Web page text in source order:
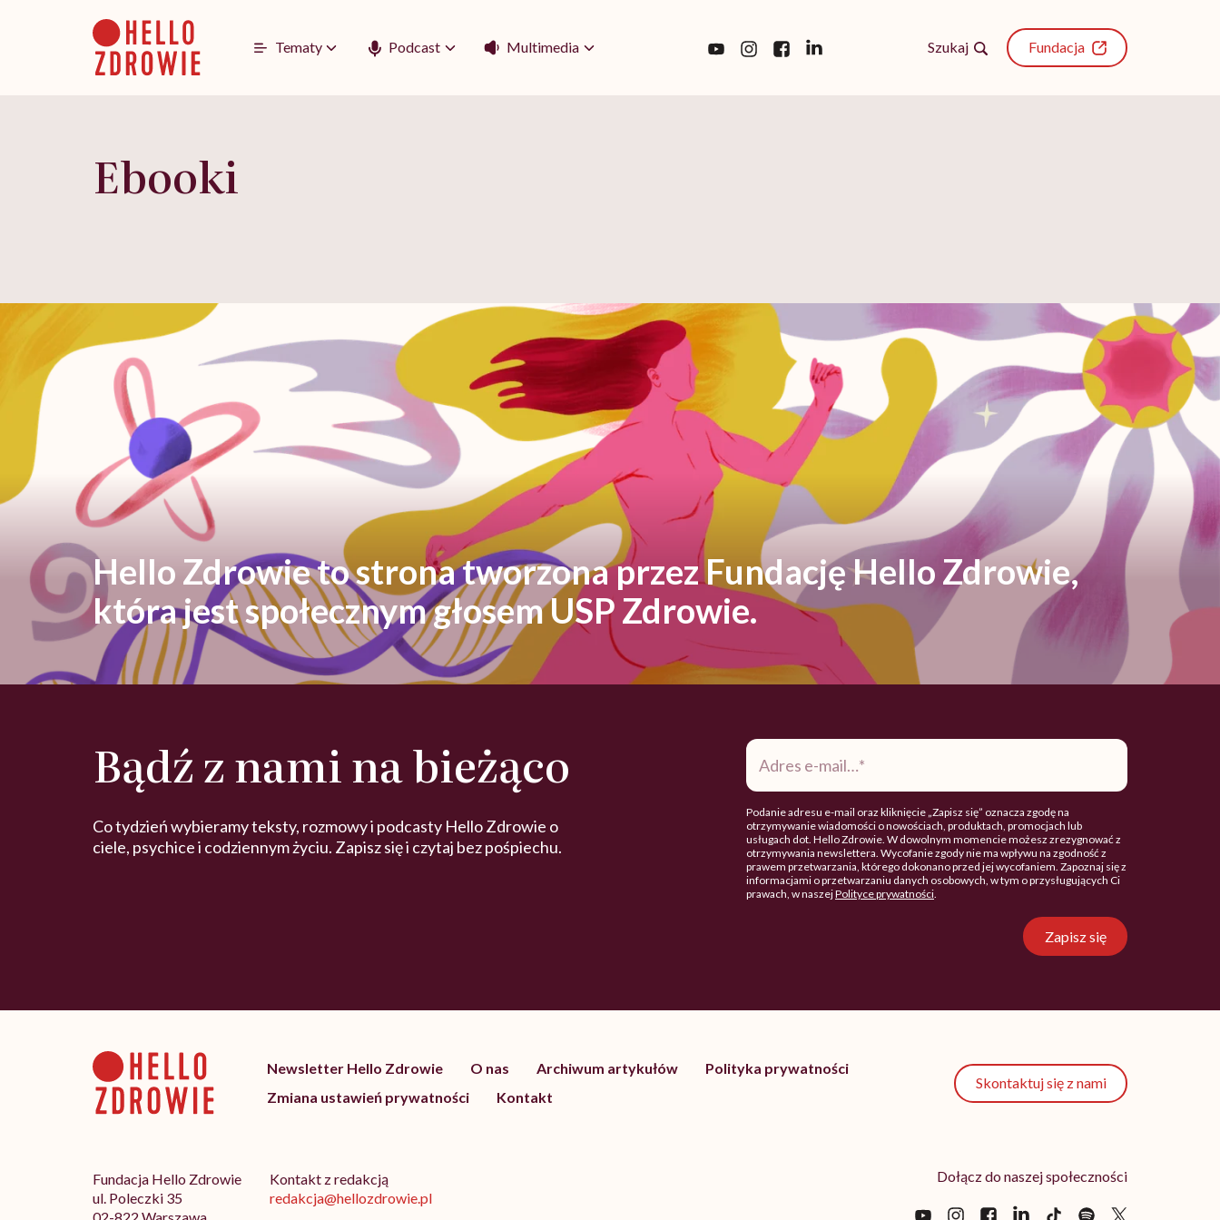
Tematy Podcast Multimedia Szukaj Fundacja
Ebooki
Hello Zdrowie to strona tworzona przez Fundację Hello Zdrowie,
która jest społecznym głosem USP Zdrowie.
Bądź z nami na bieżąco
Co tydzień wybieramy teksty, rozmowy i podcasty Hello Zdrowie o
ciele, psychice i codziennym życiu. Zapisz się i czytaj bez pośpiechu.
Adres
mail*
Podanie adresu e-mail oraz kliknięcie „Zapisz się” oznacza zgodę na
otrzymywanie wiadomości o nowościach, produktach, promocjach lub
usługach dot. Hello Zdrowie. W dowolnym momencie możesz zrezygnować z
otrzymywania newslettera. Wycofanie zgody nie ma wpływu na zgodność z
prawem przetwarzania, którego dokonano przed jej wycofaniem. Zapoznaj się z
informacjami o przetwarzaniu danych osobowych, w tym o przysługujących Ci
prawach, w naszejPolityce prywatności.
Zapisz się
Newsletter Hello Zdrowie O nas Archiwum artykułów
Polityka prywatności
Zmiana ustawień prywatności
Kontakt
Skontaktuj się z nami
Fundacja Hello Zdrowie
ul. Poleczki 35
Kontakt z redakcją
redakcja@hellozdrowie.pl
Dołącz do naszej społeczności